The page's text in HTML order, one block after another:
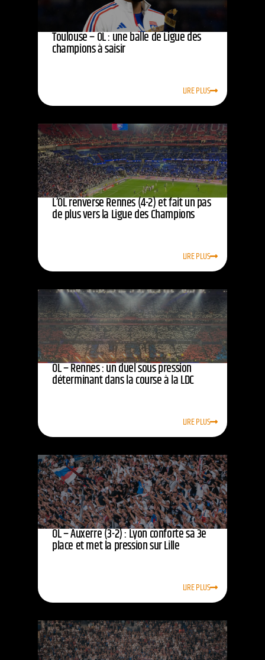
Toulouse – OL : une balle de Ligue des
champions à saisir
LIRE PLUS
L’OL renverse Rennes (4-2) et fait un pas
de plus vers la Ligue des Champions
LIRE PLUS
OL – Rennes : un duel sous pression
déterminant dans la course à la LDC
LIRE PLUS
OL – Auxerre (3-2) : Lyon conforte sa 3e
place et met la pression sur Lille
LIRE PLUS